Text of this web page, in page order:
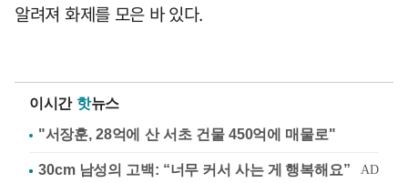
알려져 화제를 모은 바 있다.
이시간 핫뉴스
"서장훈, 28억에 산 서초 건물 450억에 매물로"